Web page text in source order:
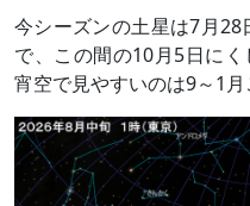
今シーズンの土星は7月
で、この間の10月5日にく
宵空で見やすいのは9～1月